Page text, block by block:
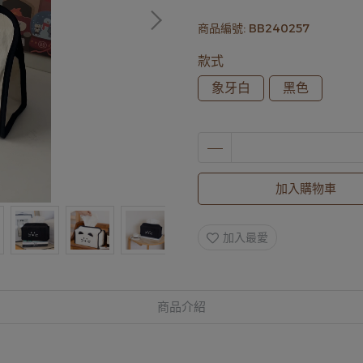
商品編號: BB240257
款式
象牙白
黑色
加入購物車
加入最愛
商品介紹